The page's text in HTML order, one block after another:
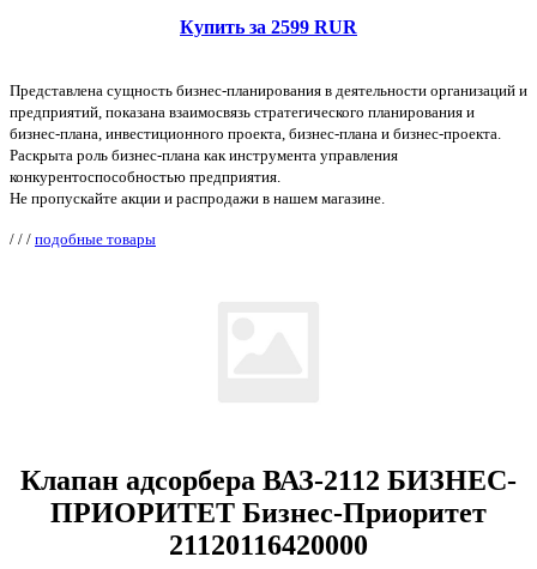
Купить за 2599 RUR
Представлена сущность бизнес-планирования в деятельности организаций и
предприятий, показана взаимосвязь стратегического планирования и
бизнес-плана, инвестиционного проекта, бизнес-плана и бизнес-проекта.
Раскрыта роль бизнес-плана как инструмента управления
конкурентоспособностью предприятия.
Не пропускайте акции и распродажи в нашем магазине.
/ / / подобные товары
Клапан адсорбера ВАЗ-2112 БИЗНЕС-
ПРИОРИТЕТ Бизнес-Приоритет
21120116420000